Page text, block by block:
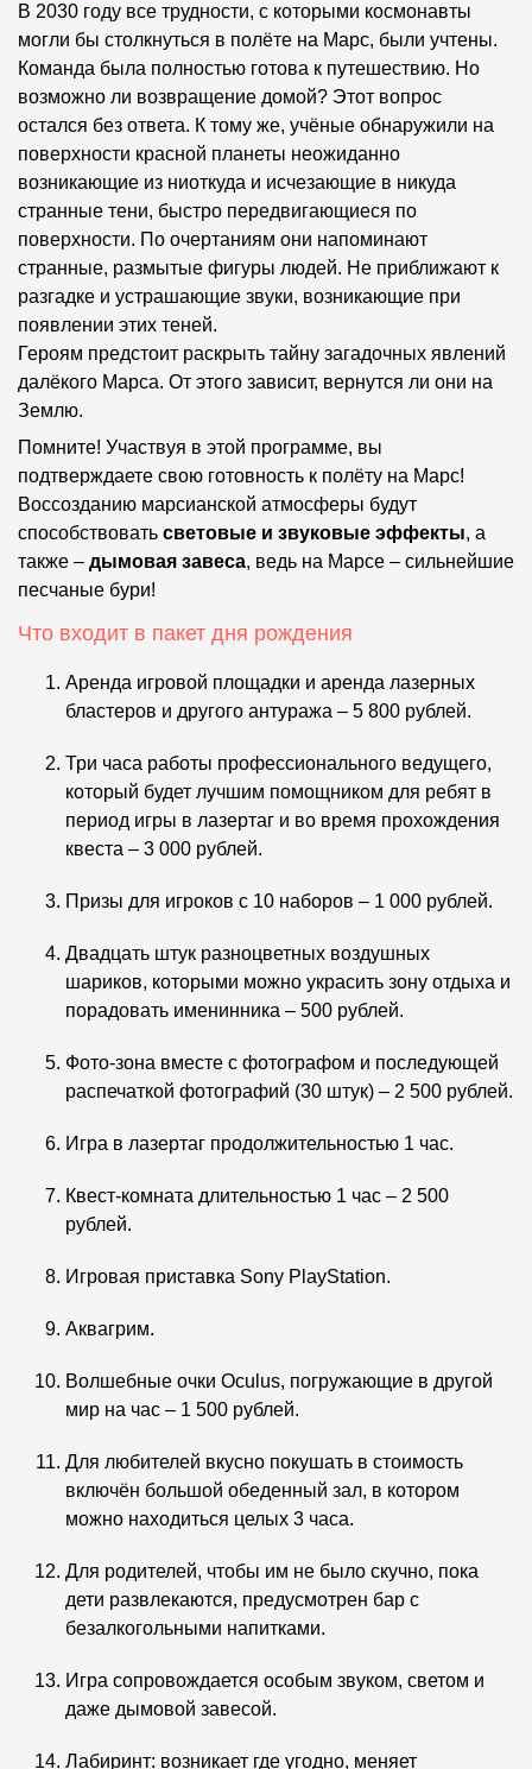
В 2030 году все трудности, с которыми космонавты
могли бы столкнуться в полёте на Марс, были учтены.
Команда была полностью готова к путешествию. Но
возможно ли возвращение домой? Этот вопрос
остался без ответа. К тому же, учёные обнаружили на
поверхности красной планеты неожиданно
возникающие из ниоткуда и исчезающие в никуда
странные тени, быстро передвигающиеся по
поверхности. По очертаниям они напоминают
странные, размытые фигуры людей. Не приближают к
разгадке и устрашающие звуки, возникающие при
появлении этих теней.
Героям предстоит раскрыть тайну загадочных явлений
далёкого Марса. От этого зависит, вернутся ли они на
Землю.
Помните! Участвуя в этой программе, вы
подтверждаете свою готовность к полёту на Марс!
Воссозданию марсианской атмосферы будут
способствовать световые и звуковые эффекты, а
также – дымовая завеса, ведь на Марсе – сильнейшие
песчаные бури!
Что входит в пакет дня рождения
Аренда игровой площадки и аренда лазерных
бластеров и другого антуража – 5 800 рублей.
Три часа работы профессионального ведущего,
который будет лучшим помощником для ребят в
период игры в лазертаг и во время прохождения
квеста – 3 000 рублей.
Призы для игроков с 10 наборов – 1 000 рублей.
Двадцать штук разноцветных воздушных
шариков, которыми можно украсить зону отдыха и
порадовать именинника – 500 рублей.
Фото-зона вместе с фотографом и последующей
распечаткой фотографий (30 штук) – 2 500 рублей.
Игра в лазертаг продолжительностью 1 час.
Квест-комната длительностью 1 час – 2 500
рублей.
Игровая приставка Sony PlayStation.
Аквагрим.
Волшебные очки Oculus, погружающие в другой
мир на час – 1 500 рублей.
Для любителей вкусно покушать в стоимость
включён большой обеденный зал, в котором
можно находиться целых 3 часа.
Для родителей, чтобы им не было скучно, пока
дети развлекаются, предусмотрен бар с
безалкогольными напитками.
Игра сопровождается особым звуком, светом и
даже дымовой завесой.
Лабиринт: возникает где угодно, меняет